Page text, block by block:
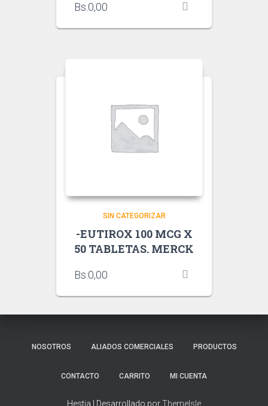
Bs. 0,00
SIN CATEGORIZAR
-EUTIROX 100 MCG X
50 TABLETAS. MERCK
Bs. 0,00
NOSOTROS ALIADOS COMERCIALES PRODUCTOS
CONTACTO CARRITO MI CUENTA
Hestia | Desarrollado porThemeIsle